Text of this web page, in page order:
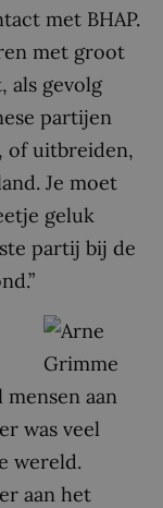
met BHAP.
met groot
als gevolg
partijen
of uitbreiden,
Je moet
geluk
partij bij de
aan
was veel
wereld.
aan het